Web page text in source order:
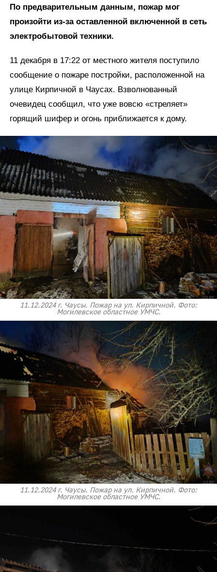
По предварительным данным, пожар мог
произойти из-за оставленной включенной в сеть
электробытовой техники.
11 декабря в 17:22 от местного жителя поступило
сообщение о пожаре постройки, расположенной на
улице Кирпичной в Чаусах. Взволнованный
очевидец сообщил, что уже вовсю «стреляет»
горящий шифер и огонь приближается к дому.
11.12.2024 г. Чаусы. Пожар на ул. Кирпичной. Фото:
Могилевское областное УМЧС.
11.12.2024 г. Чаусы. Пожар на ул. Кирпичной. Фото:
Могилевское областное УМЧС.